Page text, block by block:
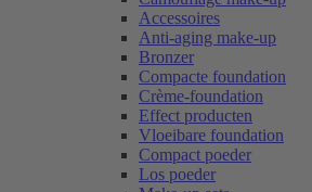
Accessoires
Anti-aging make-up
Bronzer
Compacte foundation
Crème-foundation
Effect producten
Vloeibare foundation
Compact poeder
Los poeder